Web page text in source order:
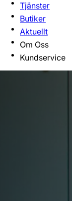
Tjänster
Butiker
Aktuellt
Om Oss
Kundservice